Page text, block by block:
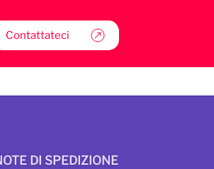
Contattateci
DI SPEDIZIONE